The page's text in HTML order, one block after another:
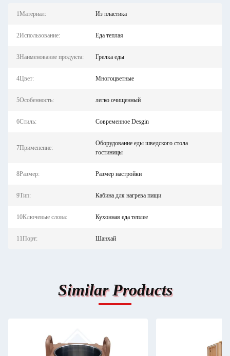
1Материал: Из пластика
2Использование: Еда теплая
3Наименование продукта: Грелка еды
4Цвет: Многоцветные
5Особенность: легко очищенный
6Стиль: Современное Desgin
7Применение:
Оборудование еды шведского стола
гостиницы
8Размер: Размер настройки
9Тип: Кабина для нагрева пищи
10Ключевые слова: Кухонная еда теплее
11Порт: Шанхай
Similar Products